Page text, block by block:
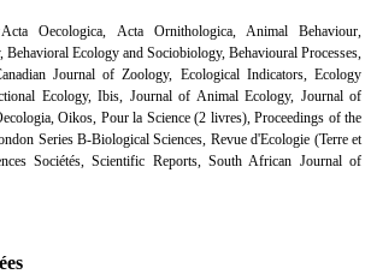
Acta Oecologica, Acta Ornithologica, Animal Behaviour,
Behavioral Ecology and Sociobiology, Behavioural Processes,
Journal of Zoology, Ecological Indicators, Ecology
Ecology, Ibis, Journal of Animal Ecology, Journal of
Oikos, Pour la Science (2 livres), Proceedings of the
Series B-Biological Sciences, Revue d'Ecologie (Terre et
Sociétés, Scientific Reports, South African Journal of